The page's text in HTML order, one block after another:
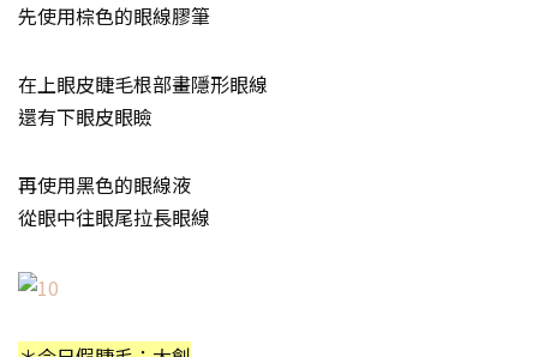
先使用棕色的眼線膠筆
在上眼皮睫毛根部畫隱形眼線
還有下眼皮眼瞼
再使用黑色的眼線液
從眼中往眼尾拉長眼線